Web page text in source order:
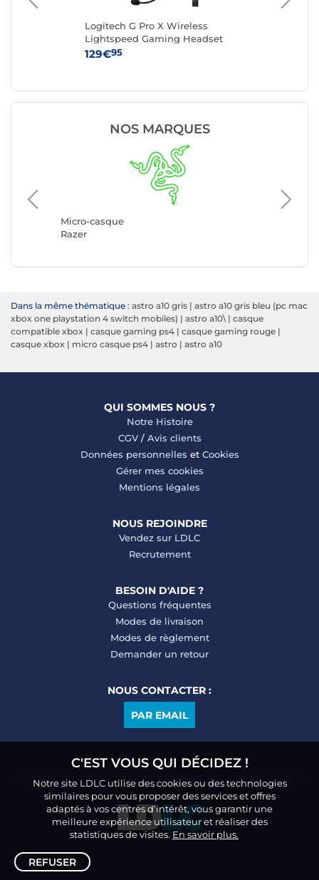
Logitech G Pro X Wireless
Lightspeed Gaming Headset
(Noir)
129€95
NOS MARQUES
Micro-casque
Razer
Micro-
Dans la même thématique : astro a10 gris | astro a10 gris bleu (pc mac
xbox one playstation 4 switch mobiles) | astro a10\ | casque
compatible xbox | casque gaming ps4 | casque gaming rouge |
casque xbox | micro casque ps4 | astro | astro a10
QUI SOMMES NOUS ?
Notre Histoire
CGV/ Avis clients
Données personnelles et Cookies
Gérer mes cookies
Mentions légales
NOUS REJOINDRE
Vendez sur LDLC
Recrutement
BESOIN D'AIDE ?
Questions fréquentes
Modes de livraison
Modes de règlement
Demander un retour
NOUS CONTACTER :
PAR EMAIL
C'EST VOUS QUI DÉCIDEZ !
Notre site LDLC utilise des cookies ou des technologies
similaires pour vous proposer des services et offres
adaptés à vos centres d’intérêt, vous garantir une
meilleure expérience utilisateur et réaliser des
statistiques de visites. En savoir plus.
REFUSER